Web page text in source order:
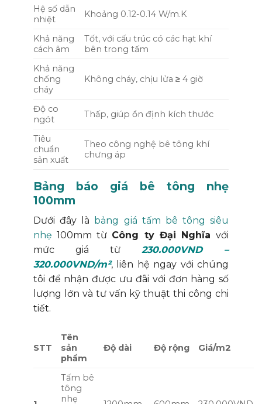
Hệ số dẫn
nhiệt
Khoảng 0.12-0.14 W/m.K
Khả năng
cách âm
Tốt, với cấu trúc có các hạt khí
bên trong tấm
Khả năng
chống
cháy
Không cháy, chịu lửa ≥4 giờ
Độ co
ngót
Thấp, giúp ổn định kích thước
Tiêu
chuẩn
sản xuất
Theo công nghệ bê tông khí
chưng áp
Bảng báo giá bê tông nhẹ
100mm
Dưới đây là bảng giá tấm bê tông siêu
nhẹ 100mm từ Công ty Đại Nghĩavới
mức giá từ230.000VND –
320.000VND/m², liên hệ ngay với chúng
tôi để nhận được ưu đãi với đơn hàng số
lượng lớn và tư vấn kỹ thuật thi công chi
tiết.
STT
Tên
sản
phẩm
Độ dài Độ rộng Giá/m2
Tấm bê
tông
nhẹ